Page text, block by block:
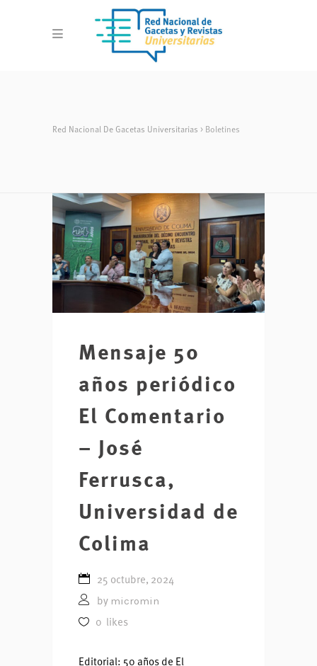
Red Nacional De Gacetas Universitarias > Boletines
Mensaje 50
años periódico
El Comentario
– José
Ferrusca,
Universidad de
Colima
25 octubre, 2024
by micromin
0 likes
Editorial: 50 años de El